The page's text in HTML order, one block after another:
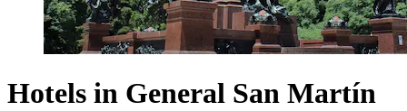
Hotels in General San Martín